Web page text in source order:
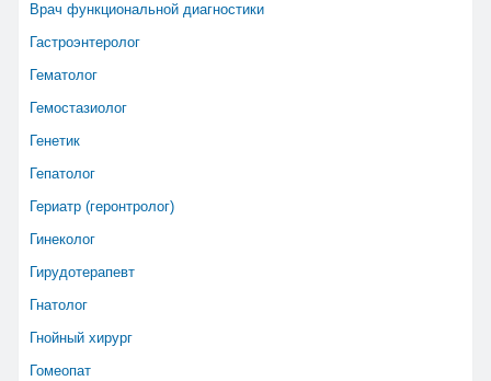
Врач функциональной диагностики
Гастроэнтеролог
Гематолог
Гемостазиолог
Генетик
Гепатолог
Гериатр (геронтролог)
Гинеколог
Гирудотерапевт
Гнатолог
Гнойный хирург
Гомеопат